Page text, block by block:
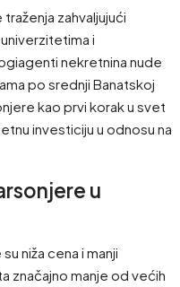
zahvaljujući
i
nekretnina nude
po srednji Banatskoj
kao prvi korak u svet
investiciju u odnosu na
u
niža cena i manji
značajno manje od većih